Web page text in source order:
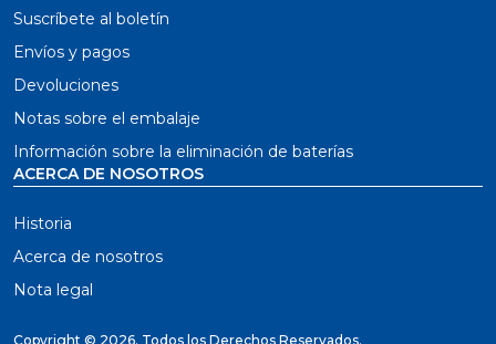
Suscríbete al boletín
Envíos y pagos
Devoluciones
Notas sobre el embalaje
Información sobre la eliminación de baterías
ACERCA DE NOSOTROS
Historia
Acerca de nosotros
Nota legal
Copyright © 2026. Todos los Derechos Reservados.